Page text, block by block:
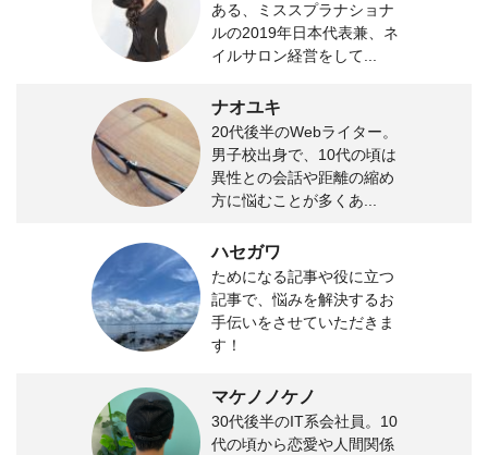
ある、ミススプラナショナ
ルの2019年日本代表兼、ネ
イルサロン経営をして...
ナオユキ
20代後半のWebライター。
男子校出身で、10代の頃は
異性との会話や距離の縮め
方に悩むことが多くあ...
ハセガワ
ためになる記事や役に立つ
記事で、悩みを解決するお
手伝いをさせていただきま
す！
マケノノケノ
30代後半のIT系会社員。10
代の頃から恋愛や人間関係